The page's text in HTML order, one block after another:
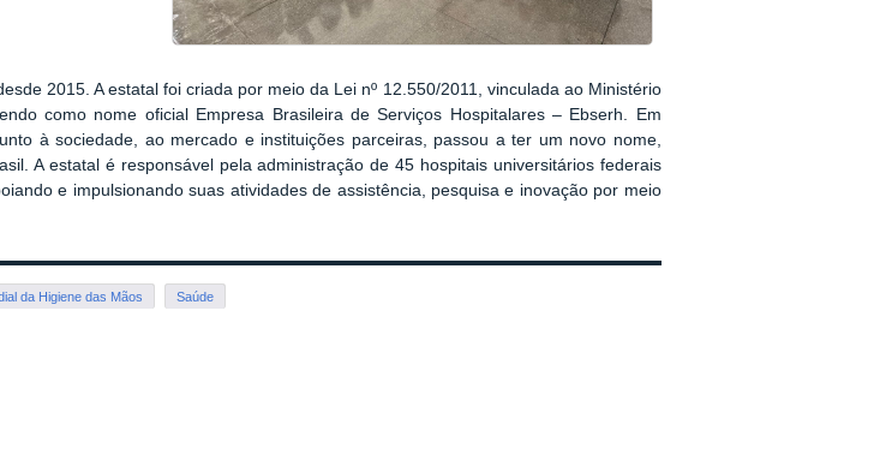
2015. A estatal foi criada por meio da Lei nº 12.550/2011, vinculada ao Ministério
como nome oficial Empresa Brasileira de Serviços Hospitalares – Ebserh. Em
à sociedade, ao mercado e instituições parceiras, passou a ter um novo nome,
A estatal é responsável pela administração de 45 hospitais universitários federais
e impulsionando suas atividades de assistência, pesquisa e inovação por meio
da Higiene das Mãos Saúde